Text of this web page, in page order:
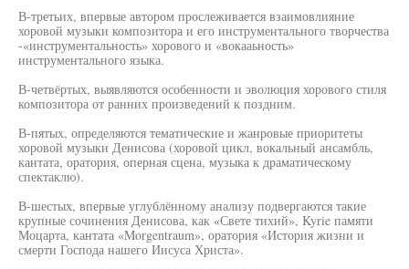
В-третьих, впервые автором прослеживается взаимовлияние
хоровой музыки композитора и его инструментального творчества
-«инструментальность» хорового и «вокааьность»
инструментального языка.
В-четвёртых, выявляются особенности и эволюция хорового стиля
композитора от ранних произведений к поздним.
В-пятых, определяются тематические и жанровые приоритеты
хоровой музыки Денисова (хоровой цикл, вокальный ансамбль,
кантата, оратория, оперная сцена, музыка к драматическому
спектаклю).
В-шестых, впервые углублённому анализу подвергаются такие
крупные сочинения Денисова, как «Свете тихий», Kyrie памяти
Моцарта, кантата «Morgentraum», оратория «История жизни и
смерти Господа нашего Иисуса Христа».